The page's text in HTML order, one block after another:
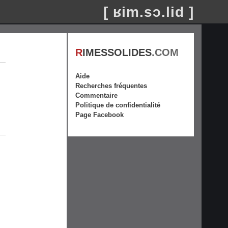
[ ʁim.sɔ.lid ]
RIMESSOLIDES.COM
Aide
Recherches fréquentes
Commentaire
Politique de confidentialité
Page Facebook